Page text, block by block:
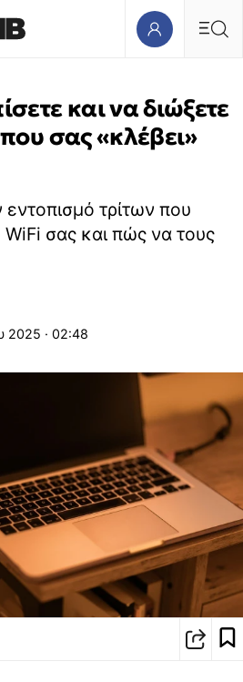
και να διώξετε
σας «κλέβει»
εντοπισμό τρίτων που
WiFi σας και πώς να τους
2025 · 02:48